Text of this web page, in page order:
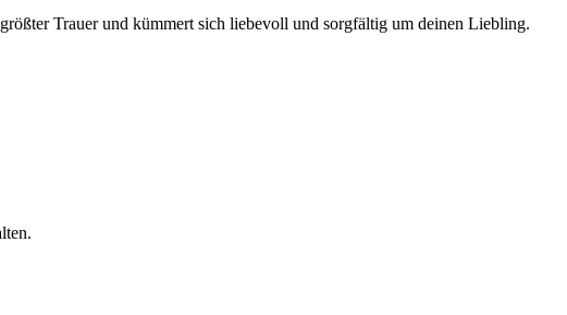
Trauer und kümmert sich liebevoll und sorgfältig um deinen Liebling.